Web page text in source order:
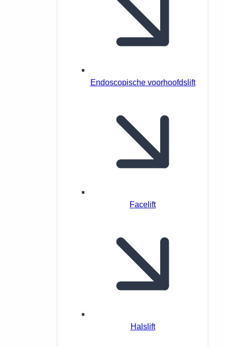
Endoscopische voorhoofdslift
Facelift
Halslift